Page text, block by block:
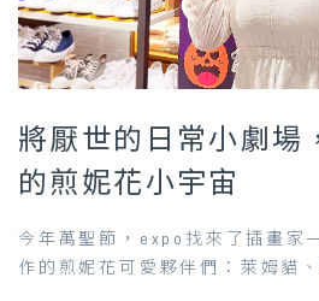
將厭世的日常小劇場
的煎妮花小宇宙
今年萬聖節，expo找來了插畫家
作的煎妮花可愛夥伴們：萊姆貓